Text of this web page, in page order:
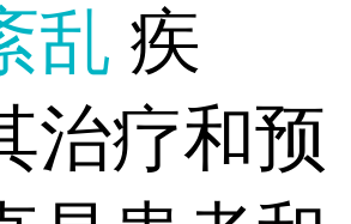
乱 疾
治疗和预